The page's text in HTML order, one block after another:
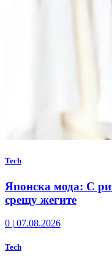
Tech
Японска мода: С
срещу жегите
0 | 07.08.2026
Tech